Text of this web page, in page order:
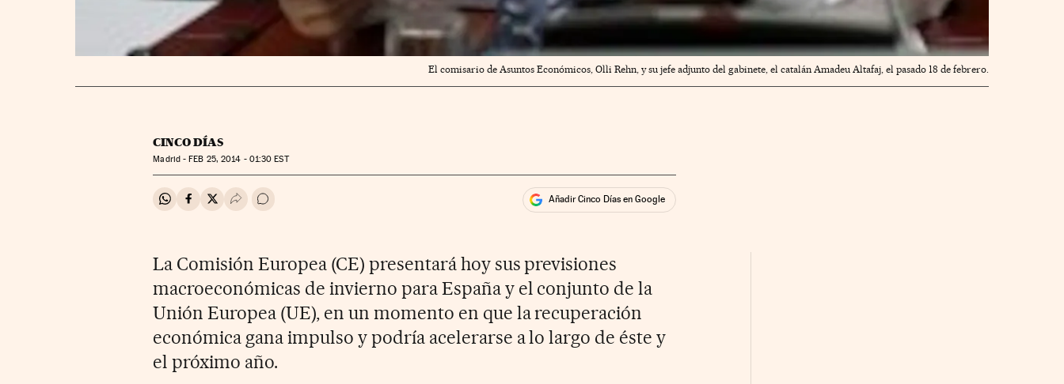
El comisario de Asuntos Económicos, Olli Rehn, y su jefe adjunto del gabinete, el catalán Amadeu Altafaj, el pasado 18 de febrero.
CINCO DÍAS
Madrid -FEB 25, 2014 - 01:30 EST
Compartir en Whatsapp
Compartir en Facebook
Compartir en Twitter
Desplegar Redes Sociales
Ir a los comentarios Añadir Cinco Días en Google
La Comisión Europea (CE) presentará hoy sus previsiones
macroeconómicas de invierno para España y el conjunto de la
Unión Europea (UE), en un momento en que la recuperación
económica gana impulso y podría acelerarse a lo largo de éste y
el próximo año.